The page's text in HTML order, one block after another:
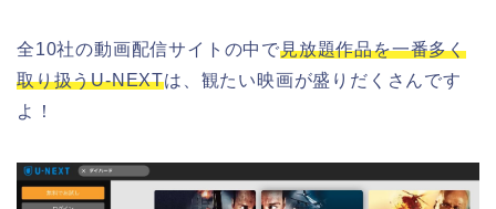
全10社の動画配信サイトの中で見放題作品を一番多く
取り扱うU-NEXTは、観たい映画が盛りだくさんです
よ！